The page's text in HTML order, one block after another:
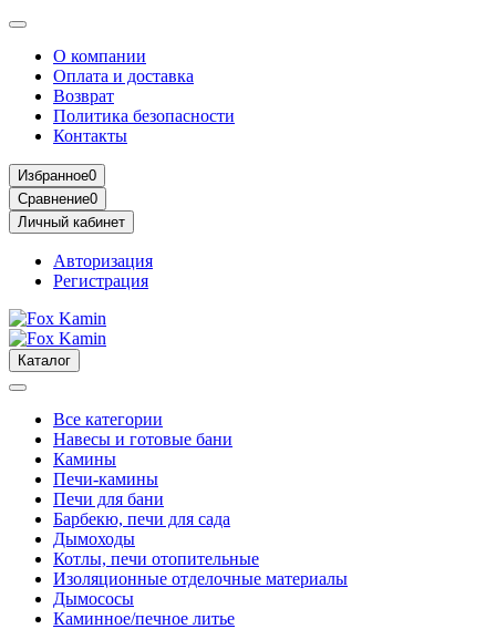
О компании
Оплата и доставка
Возврат
Политика безопасности
Контакты
Избранное0
Сравнение0
Личный кабинет
Авторизация
Регистрация
Каталог
Все категории
Навесы и готовые бани
Камины
Печи-камины
Печи для бани
Барбекю, печи для сада
Дымоходы
Котлы, печи отопительные
Изоляционные отделочные материалы
Дымососы
Каминное/печное литье